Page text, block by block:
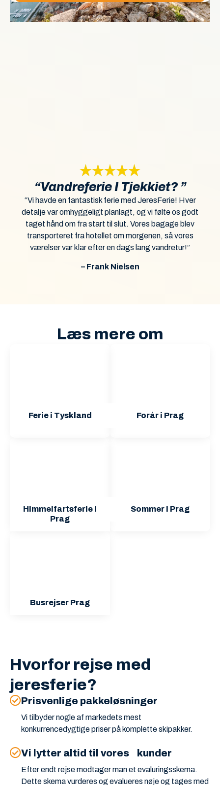
“Vandreferie I Tjekkiet? ”
“Vi havde en fantastisk ferie med JeresFerie! Hver
detalje var omhyggeligt planlagt, og vi følte os godt
taget hånd om fra start til slut. Vores bagage blev
transporteret fra hotellet om morgenen, så vores
værelser var klar efter en dags lang vandretur!”
– Frank Nielsen
Læs mere om
Ferie i Tyskland Forår i Prag
Himmelfartsferie i
Prag
Sommer i Prag
Busrejser Prag
Hvorfor rejse med
jeresferie?
Prisvenlige pakkeløsninger
Vi tilbyder nogle af markedets mest
konkurrencedygtige priser på komplette skipakker.
Vi lytter altid til vores kunder
Efter endt rejse modtager man et evaluringsskema.
Dette skema vurderes og evalueres nøje og tages med